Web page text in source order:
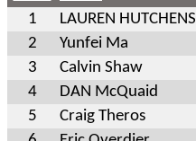
1
LAUREN HUTCHENS
2
Yunfei Ma
3
Calvin Shaw
4
DAN McQuaid
5
Craig Theros